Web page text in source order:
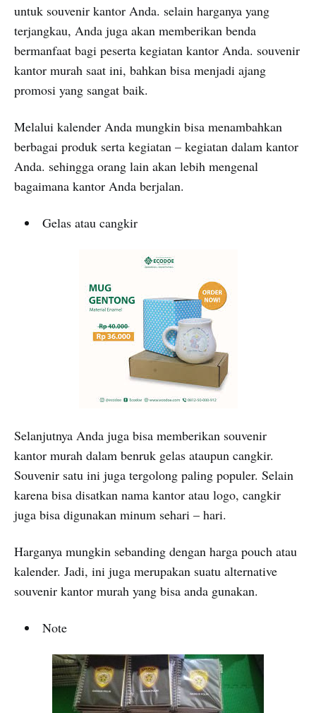
untuk souvenir kantor Anda. selain harganya yang
terjangkau, Anda juga akan memberikan benda
bermanfaat bagi peserta kegiatan kantor Anda. souvenir
kantor murah saat ini, bahkan bisa menjadi ajang
promosi yang sangat baik.
Melalui kalender Anda mungkin bisa menambahkan
berbagai produk serta kegiatan – kegiatan dalam kantor
Anda. sehingga orang lain akan lebih mengenal
bagaimana kantor Anda berjalan.
Gelas atau cangkir
Selanjutnya Anda juga bisa memberikan souvenir
kantor murah dalam benruk gelas ataupun cangkir.
Souvenir satu ini juga tergolong paling populer. Selain
karena bisa disatkan nama kantor atau logo, cangkir
juga bisa digunakan minum sehari – hari.
Harganya mungkin sebanding dengan harga pouch atau
kalender. Jadi, ini juga merupakan suatu alternative
souvenir kantor murah yang bisa anda gunakan.
Note